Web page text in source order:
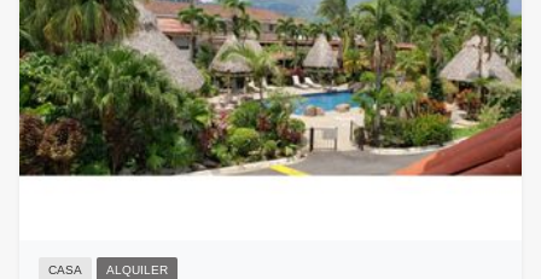
CASA ALQUILER